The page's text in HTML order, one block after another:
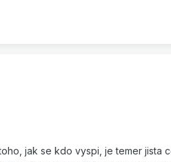
jak se kdo vyspi, je temer jista